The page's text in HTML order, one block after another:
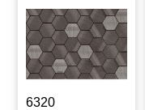
6320